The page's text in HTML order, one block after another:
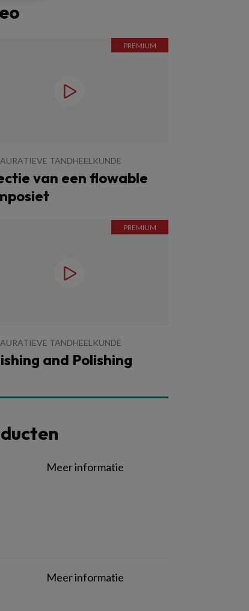
TANDHEELKUNDE
van een flowable
TANDHEELKUNDE
and Polishing
Meer informatie
Meer informatie